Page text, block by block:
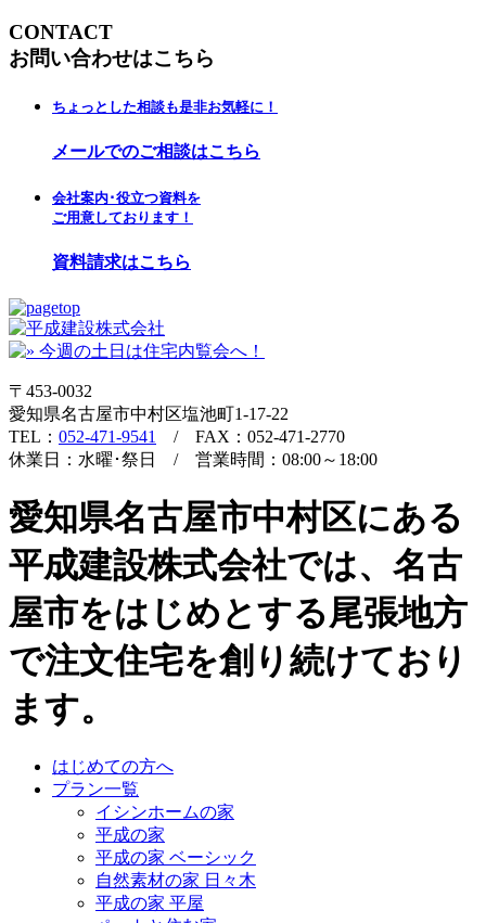
CONTACT
お問い合わせはこちら
ちょっとした相談も是非お気軽に！
メールでのご相談はこちら
会社案内･役立つ資料を
ご用意しております！
資料請求はこちら
〒453-0032
愛知県名古屋市中村区塩池町1-17-22
TEL： 052-471-9541
/ FAX：052-471-2770
休業日：水曜･祭日 / 営業時間：08:00～18:00
愛知県名古屋市中村区にある
平成建設株式会社では、名古
屋市をはじめとする尾張地方
で注文住宅を創り続けており
ます。
はじめての方へ
プラン一覧
イシンホームの家
平成の家
平成の家 ベーシック
自然素材の家 日々木
平成の家 平屋